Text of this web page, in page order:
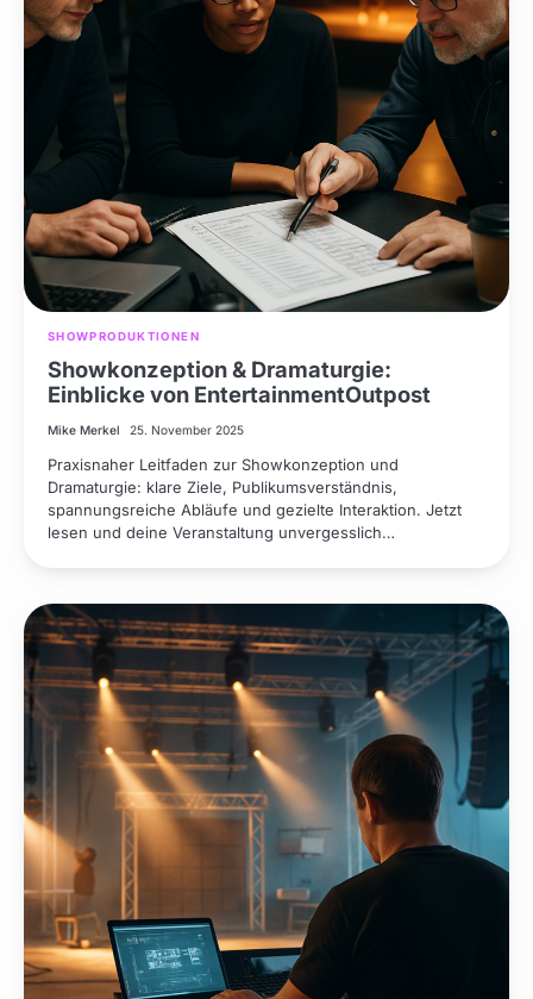
SHOWPRODUKTIONEN
Showkonzeption & Dramaturgie:
Einblicke von EntertainmentOutpost
Mike Merkel 25. November 2025
Praxisnaher Leitfaden zur Showkonzeption und
Dramaturgie: klare Ziele, Publikumsverständnis,
spannungsreiche Abläufe und gezielte Interaktion. Jetzt
lesen und deine Veranstaltung unvergesslich…